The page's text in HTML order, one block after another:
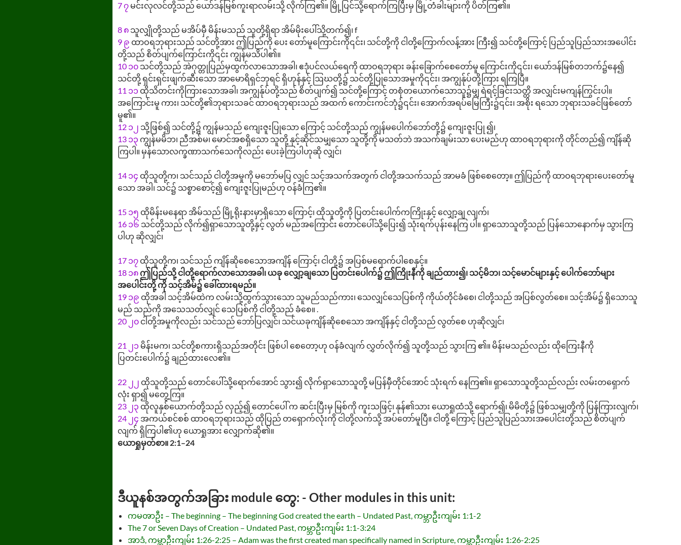
7၇ မင်းလုလင်တို့သည် ယော်ဒန်မြစ်ကူးရာလမ်းသို့ လိုက်ကြ၏။ မြို့ပြင်သို့ရောက်ကြပြီးမှ မြို့တံခါးများကို ပိတ်ကြ၏။
8၈ သူလျှိုတို့သည် မအိပ်မှီ မိန်းမသည် သူတို့ရှိရာ အိမ်မိုးပေါ်သို့တက်၍၊ f
9 ၉ ထာဝရဘုရားသည် သင်တို့အား ဤပြည်ကို ပေး တော်မူကြောင်းကို၎င်း၊ သင်တို့ကို ငါတို့ကြောက်လန့်အား ကြီး၍ သင်တို့ကြောင့် ပြည်သူပြည်သားအပေါင်း
တို့သည် စိတ်ပျက်ကြောင်းကို၎င်း ကျွန်မသိပါ၏။
10 ၁၀ သင်တို့သည် အဲဂုတ္တုပြည်မှထွက်လာသောအခါ၊ ဧဒုံပင်လယ်ရေကို ထာဝရဘုရား ခန်းခြောက်စေတော်မူ ကြောင်းကို၎င်း၊ ယော်ဒန်မြစ်တဘက်၌နေ၍
သင်တို့ ရှင်းရှင်းဖျက်ဆီးသော အာမောရိရှင်ဘုရင် ရှိဟုန်နှင့် ဩဃတို့၌ သင်တို့ပြုသောအမှုကို၎င်း၊ အကျွန်ုပ်တို့ကြား ရကြပြီ။
11 ၁၁ ထိုသိတင်းကိုကြားသောအခါ၊ အကျွန်ုပ်တို့သည် စိတ်ပျက်၍ သင်တို့ကြောင့် တစုံတယောက်သောသူ၌မျှ ရဲရင့်ခြင်းသတ္တိ အလျှင်းမကျန်ကြွင်းပါ။
အကြောင်းမူ ကား၊ သင်တို့၏ဘုရားသခင် ထာဝရဘုရားသည် အထက် ကောင်းကင်ဘုံ၌၎င်း၊ အောက်အရပ်မြေကြီး၌၎င်း၊ အစိုး ရသော ဘုရားသခင်ဖြစ်တော်
မူ၏။
12 ၁၂ သို့ဖြစ်၍ သင်တို့၌ ကျွန်မသည် ကျေးဇူးပြုသော ကြောင့် သင်တို့သည် ကျွန်မပေါက်ဘော်တို့၌ ကျေးဇူးပြု ၍၊
13 ၁၃ ကျွန်မမိဘ၊ ညီအစ်မ၊ မောင်အစရှိသော သူတို့ နှင့်ဆိုင်သမျှသော သူတို့ကို မသတ်ဘဲ အသက်ချမ်းသာ ပေးမည်ဟု ထာဝရဘုရားကို တိုင်တည်၍ ကျိန်ဆို
ကြပါ။ မှန်သောလက္ခဏာသက်သေကိုလည်း ပေးခဲ့ကြပါဟုဆို လျှင်၊
14 ၁၄ ထိုသူတို့က၊ သင်သည် ငါတို့အမှုကို မဘော်မပြ လျှင် သင့်အသက်အတွက် ငါတို့အသက်သည် အာမခံ ဖြစ်စေတော့။ ဤပြည်ကို ထာဝရဘုရားပေးတော်မူ
သော အခါ၊ သင်၌ သစ္စာစောင့်၍ ကျေးဇူးပြုမည်ဟု ဝန်ခံကြ၏။
15 ၁၅ ထိုမိန်းမနေရာ အိမ်သည် မြို့ရိုးနားမှာရှိသော ကြောင့်၊ ထိုသူတို့ကို ပြတင်းပေါက်ကကြိုးနှင့် လျှော့ချ လျက်၊
16 ၁၆ သင်တို့သည် လိုက်၍ရှာသောသူတို့နှင့် လွတ် မည်အကြောင်း တောင်ပေါ်သို့ပြေး၍ သုံးရက်ပုန်းနေကြ ပါ။ ရှာသောသူတို့သည် ပြန်သောနောက်မှ သွားကြ
ပါဟု ဆိုလျှင်၊
17 ၁၇ ထိုသူတို့က၊ သင်သည် ကျိန်ဆိုစေသောအကျိန် ကြောင့်၊ ငါတို့၌ အပြစ်မရောက်ပါစေနှင့်။
18 ၁၈ ဤပြည်သို့ ငါတို့ရောက်လာသောအခါ၊ ယခု လျှော့ချသော ပြတင်းပေါက်၌ ဤကြိုးနီကို ချည်ထား၍၊ သင့်မိဘ၊ သင့်မောင်များနှင့် ပေါက်ဘော်များ
အပေါင်းတို့ ကို သင့်အိမ်၌ ခေါ်ထားရမည်။
19 ၁၉ ထိုအခါ သင့်အိမ်ထဲက လမ်းသို့ထွက်သွားသော သူမည်သည်ကား၊ သေလျှင်သေပြစ်ကို ကိုယ်တိုင်ခံစေ၊ ငါတို့သည် အပြစ်လွတ်စေ။ သင့်အိမ်၌ ရှိသောသူ
မည် သည်ကို အသေသတ်လျှင် သေပြစ်ကို ငါတို့သည် ခံစေ။ .
20 ၂၀ ငါတို့အမှုကိုလည်း သင်သည် ဘော်ပြလျှင်၊ သင်ယခုကျိန်ဆိုစေသော အကျိန်နှင့် ငါတို့သည် လွတ်စေ ဟုဆိုလျှင်၊
21 ၂၁ မိန်းမက၊ သင်တို့စကားရှိသည်အတိုင်း ဖြစ်ပါ စေတော့ဟု ဝန်ခံလျက် လွှတ်လိုက်၍ သူတို့သည် သွားကြ ၏။ မိန်းမသည်လည်း ထိုကြေးနီကို
ပြတင်းပေါက်၌ ချည်ထားလေ၏။
22 ၂၂ ထိုသူတို့သည် တောင်ပေါ်သို့ရောက်အောင် သွား၍ လိုက်ရှာသောသူတို့ မပြန်မှီတိုင်အောင် သုံးရက် နေကြ၏။ ရှာသောသူတို့သည်လည်း လမ်းတရှောက်
လုံး ရှာ၍ မတွေ့ကြ။
23 ၂၃ ထိုလူနှစ်ယောက်တို့သည် လှည့်၍ တောင်ပေါ် က ဆင်းပြီးမှ မြစ်ကို ကူးသဖြင့်၊ နုန်၏သား ယောရှုထံသို့ ရောက်၍၊ မိမိတို့၌ ဖြစ်သမျှတို့ကို ပြန်ကြားလျက်၊
24 ၂၄ အကယ်စင်စစ် ထာဝရဘုရားသည် ထိုပြည် တရှောက်လုံးကို ငါတို့လက်သို့ အပ်တော်မူပြီ။ ငါတို့ ကြောင့် ပြည်သူပြည်သားအပေါင်းတို့သည် စိတ်ပျက်
လျက် ရှိကြပါ၏ဟု ယောရှုအား လျှောက်ဆို၏။
ယောရှုမှတ်စာ။ 2:1–24
ဒီယူနစ်အတွက်အခြား module တွေ: - Other modules in this unit:
ကမၻာဦး – The beginning – The beginning God created the earth – Undated Past, ကမ္ဘာဦးကျမ်း 1:1-2
The 7 or Seven Days of Creation – Undated Past, ကမ္ဘာဦးကျမ်း 1:1-3:24
အာဒံ, ကမ္ဘာဦးကျမ်း 1:26-2:25 – Adam was the first created man specifically named in Scripture, ကမ္ဘာဦးကျမ်း 1:26-2:25